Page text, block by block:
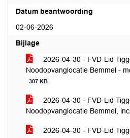
Datum beantwoording
02-06-2026
Bijlage
2026-04-30 - FVD-Lid
Noodopvanglocatie Bemmel -
307 KB
2026-04-30 - FVD-Lid
Noodopvanglocatie Bemmel,
2026-04-30 - FVD-Lid